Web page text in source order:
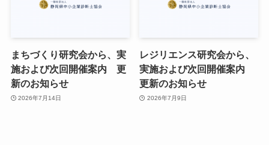
まちづくり研究会から、実
施および次回開催案内 更
新のお知らせ
2026年7月14日
レジリエンス研究会から、
実施および次回開催案内
更新のお知らせ
2026年7月9日